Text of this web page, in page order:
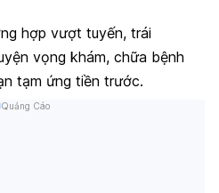
hợp vượt tuyến, trái
vọng khám, chữa bệnh
tạm ứng tiền trước.
Quảng Cáo